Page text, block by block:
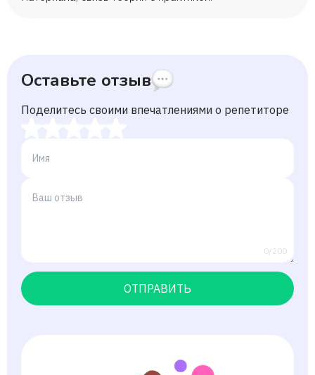
Оставьте отзыв
Поделитесь своими впечатлениями о репетиторе
0/200
ОТПРАВИТЬ